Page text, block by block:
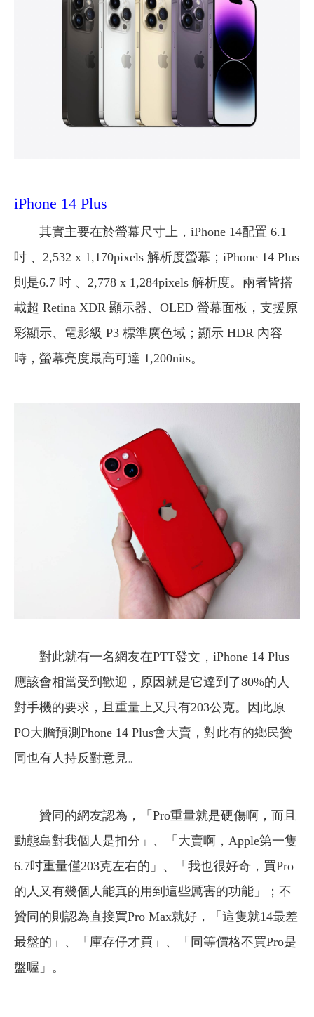
iPhone 14 Plus
其實主要在於螢幕尺寸上，iPhone 14配置 6.1
吋 、2,532 x 1,170pixels 解析度螢幕；iPhone 14 Plus
則是6.7 吋 、2,778 x 1,284pixels 解析度。兩者皆搭
載超 Retina XDR 顯示器、OLED 螢幕面板，支援原
彩顯示、電影級 P3 標準廣色域；顯示 HDR 內容
時，螢幕亮度最高可達 1,200nits。
對此就有一名網友在PTT發文，iPhone 14 Plus
應該會相當受到歡迎，原因就是它達到了80%的人
對手機的要求，且重量上又只有203公克。因此原
PO大膽預測Phone 14 Plus會大賣，對此有的鄉民贊
同也有人持反對意見。
贊同的網友認為，「Pro重量就是硬傷啊，而且
動態島對我個人是扣分」、「大賣啊，Apple第一隻
6.7吋重量僅203克左右的」、「我也很好奇，買Pro
的人又有幾個人能真的用到這些厲害的功能」；不
贊同的則認為直接買Pro Max就好，「這隻就14最差
最盤的」、「庫存仔才買」、「同等價格不買Pro是
盤喔」。